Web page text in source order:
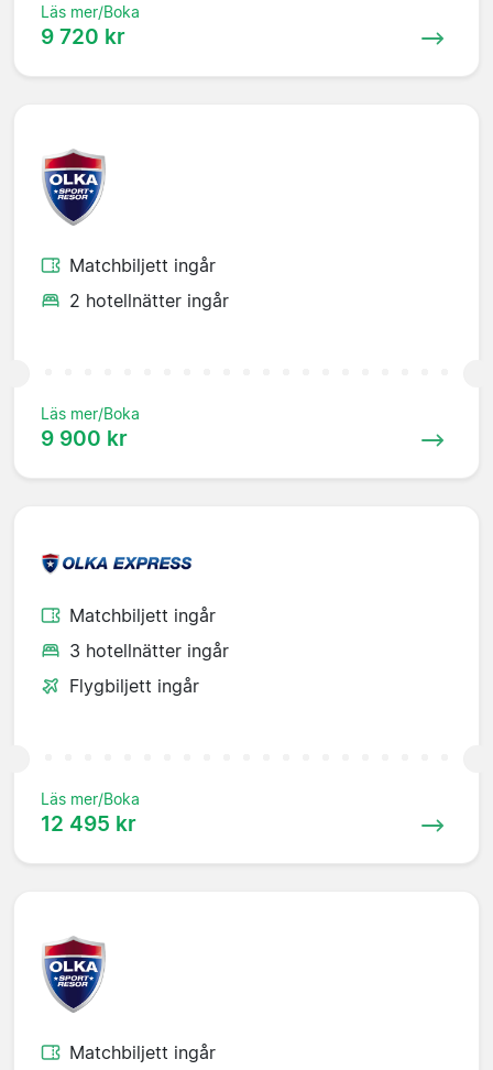
Läs mer/Boka
9 720 kr
Matchbiljett ingår
2 hotellnätter ingår
Läs mer/Boka
9 900 kr
Matchbiljett ingår
3 hotellnätter ingår
Flygbiljett ingår
Läs mer/Boka
12 495 kr
Matchbiljett ingår